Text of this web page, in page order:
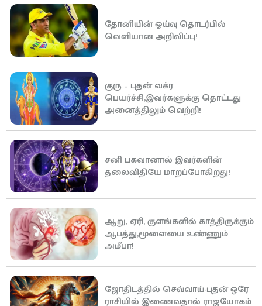
தோனியின் ஓய்வு தொடர்பில்
வெளியான அறிவிப்பு!
குரு – புதன் வக்ர
பெயர்ச்சி,இவர்களுக்கு தொட்டது
அனைத்திலும் வெற்றி!
சனி பகவானால் இவர்களின்
தலைவிதியே மாறப்போகிறது!
ஆறு, ஏரி, குளங்களில் காத்திருக்கும்
ஆபத்து,மூளையை உண்ணும்
அமீபா!
ஜோதிடத்தில் செவ்வாய்-புதன் ஒரே
ராசியில் இணைவதால் ராஜயோகம்